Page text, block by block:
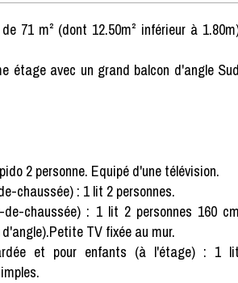
71 m² (dont 12.50m² inférieur à
étage avec un grand balcon d'angle
2 personne. Equipé d'une télévision.
chaussée) : 1 lit 2 personnes.
chaussée) : 1 lit 2 personnes 160
TV fixée au mur.
et pour enfants (à l'étage) : 1